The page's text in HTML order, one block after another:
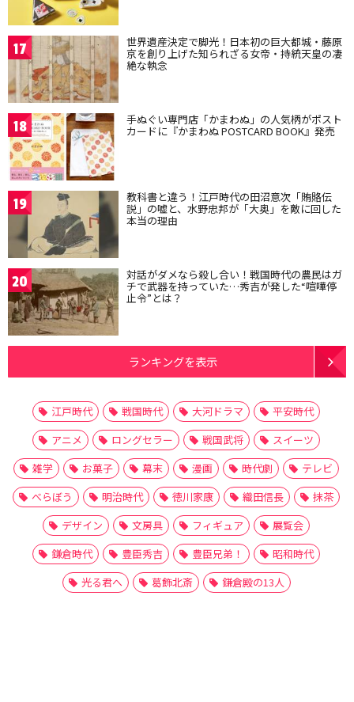
17 世界遺産決定で脚光！日本初の巨大都城・藤原
京を創り上げた知られざる女帝・持統天皇の凄
絶な執念
18 手ぬぐい専門店「かまわぬ」の人気柄がポスト
カードに『かまわぬ POSTCARD BOOK』発売
19 教科書と違う！江戸時代の田沼意次「賄賂伝
説」の嘘と、水野忠邦が「大奥」を敵に回した
本当の理由
20 対話がダメなら殺し合い！戦国時代の農民はガ
チで武器を持っていた…秀吉が発した“喧嘩停
止令”とは？
ランキングを表示
江戸時代 戦国時代 大河ドラマ
平安時代
アニメ
ロングセラー 戦国武将
スイーツ
雑学
お菓子 幕末 漫画 時代劇
テレビ
べらぼう
明治時代 徳川家康 織田信長
抹茶
デザイン
文房具 フィギュア
展覧会
鎌倉時代
豊臣秀吉 豊臣兄弟！
昭和時代
光る君へ
葛飾北斎 鎌倉殿の13人